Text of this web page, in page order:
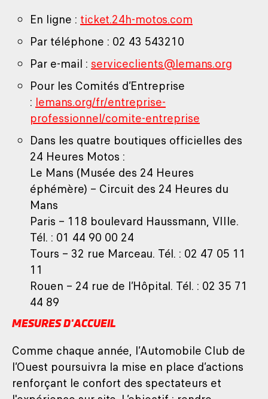
En ligne : ticket.24h-motos.com
Par téléphone : 02 43 543210
Par e-mail : serviceclients@lemans.org
Pour les Comités d’Entreprise
: lemans.org/fr/entreprise-
professionnel/comite-entreprise
Dans les quatre boutiques officielles des
24 Heures Motos :
Le Mans (Musée des 24 Heures
éphémère) – Circuit des 24 Heures du
Mans
Paris – 118 boulevard Haussmann, VIIIe.
Tél. : 01 44 90 00 24
Tours – 32 rue Marceau. Tél. : 02 47 05 11
11
Rouen – 24 rue de l’Hôpital. Tél. : 02 35 71
44 89
MESURES D'ACCUEIL
Comme chaque année, l’Automobile Club de
l’Ouest poursuivra la mise en place d’actions
renforçant le confort des spectateurs et